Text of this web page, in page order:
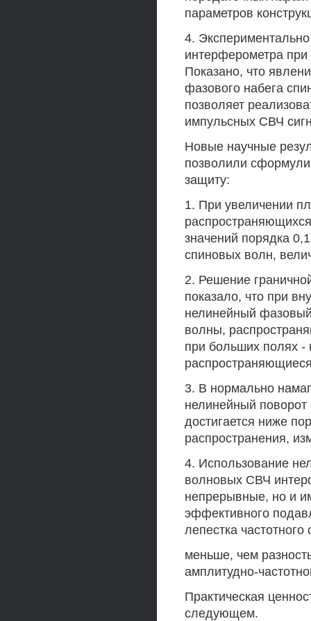
параметров
4.
интерферометра
Показано, что
фазового набега
позволяет
импульсных СВЧ
Новые научные
позволили
защиту:
1. При увеличении
значений порядка
спиновых волн,
2. Решение
показало, что при
нелинейный
волны,
при больших полях -
3. В нормально
нелинейный
достигается ниже
распространения,
4. Использование
волновых СВЧ
непрерывные, но и
эффективного
лепестка
меньше, чем
амплитудно-
Практическая
следующем.